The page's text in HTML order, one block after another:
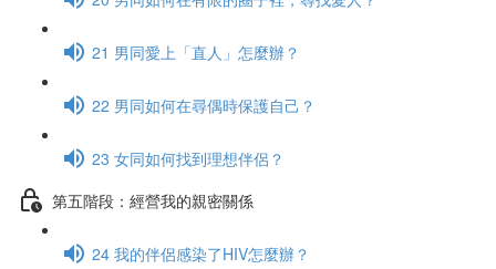
21 男同愛上「直人」怎麼辦？
22 男同如何在尋偶時保護自己？
23 女同如何找到理想伴侶？
第五階段：經營我的親密關係
24 我的伴侶感染了HIV怎麼辦？